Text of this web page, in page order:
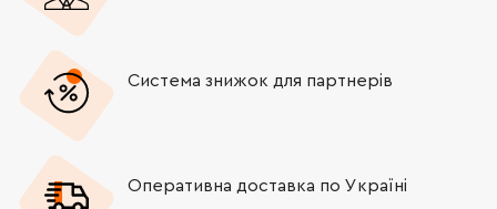
Система знижок для партнерів
Оперативна доставка по Україні